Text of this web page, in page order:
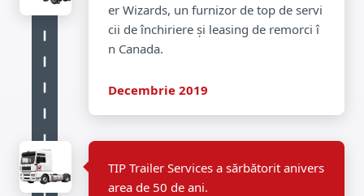
er Wizards, un furnizor de top de servi
cii de închiriere și leasing de remorci î
n Canada.
Decembrie 2019
TIP Trailer Services a sărbătorit anivers
area de 50 de ani.